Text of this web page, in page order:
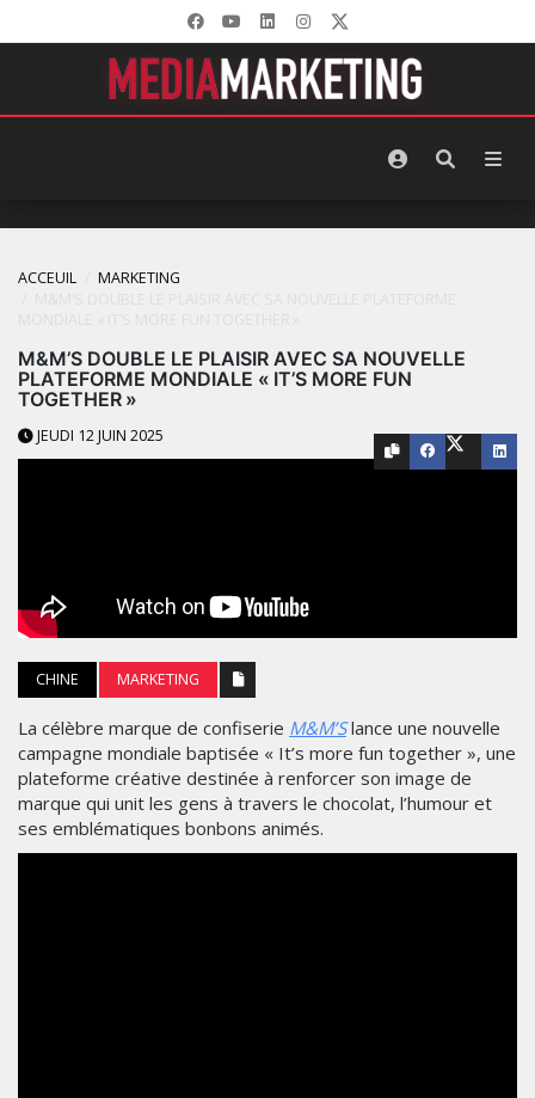
ACCEUIL
MARKETING
M&M’S DOUBLE LE PLAISIR AVEC SA NOUVELLE
PLATEFORME MONDIALE « IT’S MORE FUN
TOGETHER »
JEUDI 12 JUIN 2025
CHINE MARKETING
La célèbre marque de confiserie M&M’Slance une nouvelle
campagne mondiale baptisée « It’s more fun together », une
plateforme créative destinée à renforcer son image de
marque qui unit les gens à travers le chocolat, l’humour et
ses emblématiques bonbons animés.